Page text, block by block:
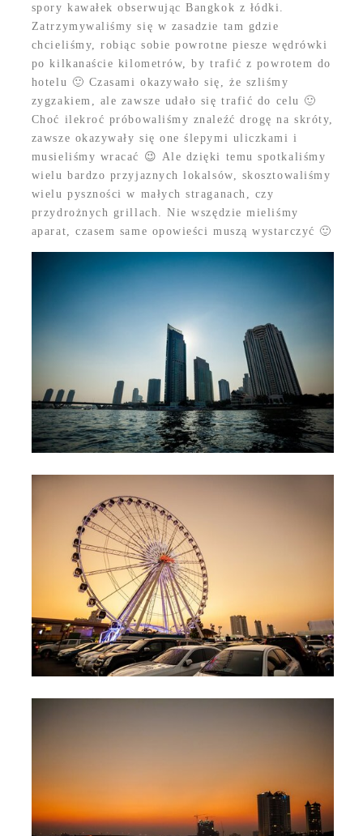
spory kawałek obserwując Bangkok z łódki.
Zatrzymywaliśmy się w zasadzie tam gdzie
chcieliśmy, robiąc sobie powrotne piesze wędrówki
po kilkanaście kilometrów, by trafić z powrotem do
hotelu 🙂 Czasami okazywało się, że szliśmy
zygzakiem, ale zawsze udało się trafić do celu 🙂
Choć ilekroć próbowaliśmy znaleźć drogę na skróty,
zawsze okazywały się one ślepymi uliczkami i
musieliśmy wracać 😉 Ale dzięki temu spotkaliśmy
wielu bardzo przyjaznych lokalsów, skosztowaliśmy
wielu pyszności w małych straganach, czy
przydrożnych grillach. Nie wszędzie mieliśmy
aparat, czasem same opowieści muszą wystarczyć 🙂